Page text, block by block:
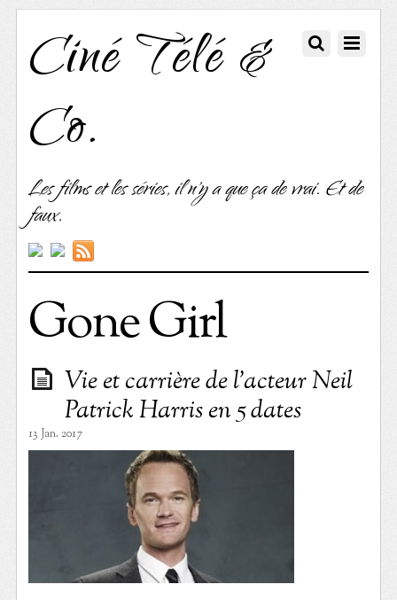
Ciné Télé &
Co.
Les films et les séries, il n'y a que ça de vrai. Et de
faux.
Gone Girl
Vie et carrière de l’acteur Neil
Patrick Harris en 5 dates
13 Jan. 2017